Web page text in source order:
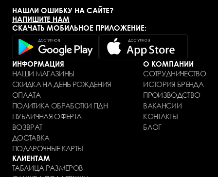
НАШЛИ ОШИБКУ НА САЙТЕ?
НАПИШИТЕ НАМ
СКАЧАТЬ МОБИЛЬНОЕ ПРИЛОЖЕНИЕ:
ИНФОРМАЦИЯ
НАШИ МАГАЗИНЫ
СКИДКА НА ДЕНЬ РОЖДЕНИЯ
ОПЛАТА
ПОЛИТИКА ОБРАБОТКИ ПДН
ПУБЛИЧНАЯ ОФЕРТА
ВОЗВРАТ
ДОСТАВКА
ПОДАРОЧНЫЕ КАРТЫ
О КОМПАНИИ
СОТРУДНИЧЕСТВО
ИСТОРИЯ БРЕНДА
ПРОИЗВОДСТВО
ВАКАНСИИ
КОНТАКТЫ
БЛОГ
КЛИЕНТАМ
ТАБЛИЦА РАЗМЕРОВ